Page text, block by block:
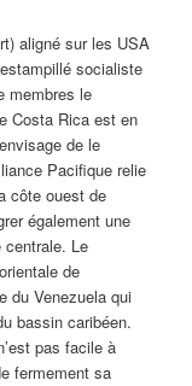
aligné sur les USA
socialiste
membres le
Costa Rica est en
de le
Pacifique relie
côte ouest de
également une
centrale. Le
de
du Venezuela qui
bassin caribéen.
pas facile à
fermement sa